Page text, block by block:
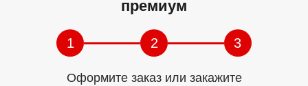
премиум
1 2 3
Оформите заказ или закажите